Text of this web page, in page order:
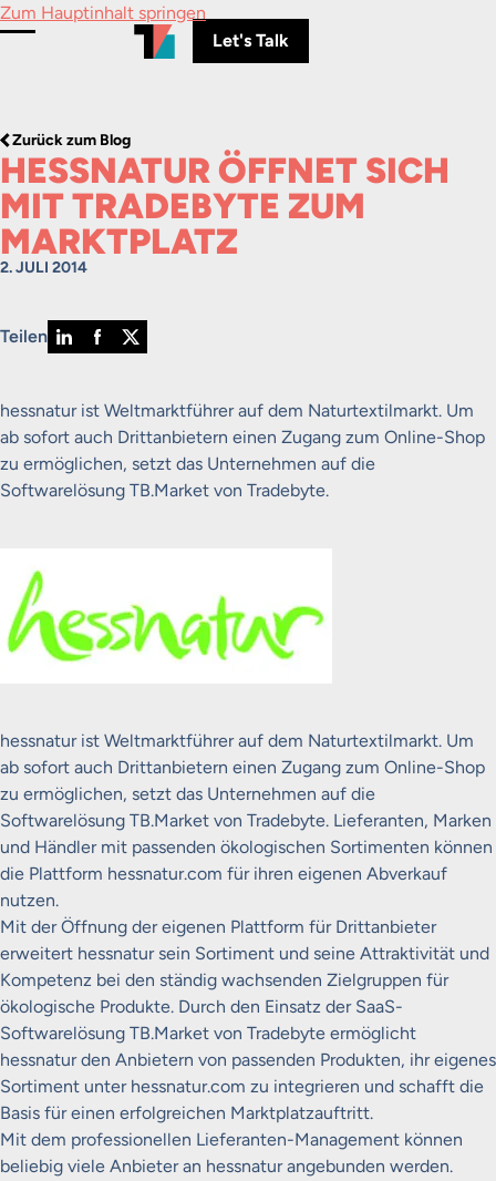
Zum Hauptinhalt springen
Menü umschalten
Let's Talk
Zurück zum Blog
HESSNATUR ÖFFNET SICH
MIT TRADEBYTE ZUM
MARKTPLATZ
2. JULI 2014
Teilen
hessnatur ist Weltmarktführer auf dem Naturtextilmarkt. Um
ab sofort auch Drittanbietern einen Zugang zum Online-Shop
zu ermöglichen, setzt das Unternehmen auf die
Softwarelösung TB.Market von Tradebyte.
hessnatur ist Weltmarktführer auf dem Naturtextilmarkt. Um
ab sofort auch Drittanbietern einen Zugang zum Online-Shop
zu ermöglichen, setzt das Unternehmen auf die
Softwarelösung TB.Market von Tradebyte. Lieferanten, Marken
und Händler mit passenden ökologischen Sortimenten können
die Plattform hessnatur.com für ihren eigenen Abverkauf
nutzen.
Mit der Öffnung der eigenen Plattform für Drittanbieter
erweitert hessnatur sein Sortiment und seine Attraktivität und
Kompetenz bei den ständig wachsenden Zielgruppen für
ökologische Produkte. Durch den Einsatz der SaaS-
Softwarelösung TB.Market von Tradebyte ermöglicht
hessnatur den Anbietern von passenden Produkten, ihr eigenes
Sortiment unter hessnatur.com zu integrieren und schafft die
Basis für einen erfolgreichen Marktplatzauftritt.
Mit dem professionellen Lieferanten-Management können
beliebig viele Anbieter an hessnatur angebunden werden.